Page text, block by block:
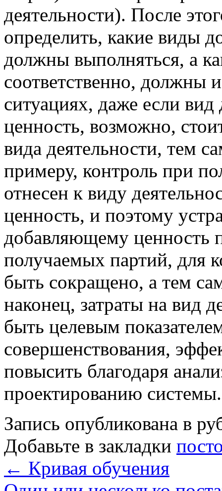
деятельности). После
определить, какие виды
должны выполняться, а
соответственно, должны
ситуациях, даже если вид
ценность, возможно,
вида деятельности, тем
примеру, контроль при
отнесен к виду
ценность, и поэтому
добавляющему ценность
получаемых партий, для
быть сокращено, а тем
наконец, затраты на вид
быть целевым
совершенствования,
повысить благодаря
проектированию
Запись опубликована в
Добавьте в закладки
← Кривая обучения